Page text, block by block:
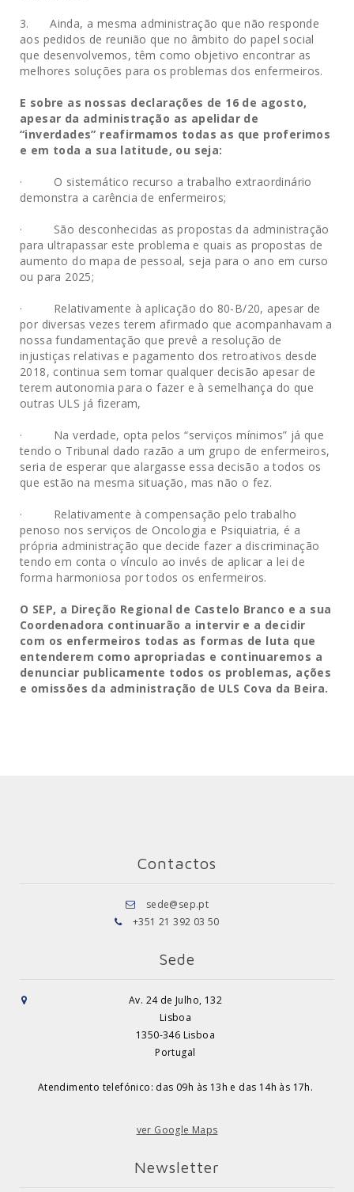
3. Ainda, a mesma administração que não responde
aos pedidos de reunião que no âmbito do papel social
que desenvolvemos, têm como objetivo encontrar as
melhores soluções para os problemas dos enfermeiros.
E sobre as nossas declarações de 16 de agosto,
apesar da administração as apelidar de
“inverdades” reafirmamos todas as que proferimos
e em toda a sua latitude, ou seja:
· O sistemático recurso a trabalho extraordinário
demonstra a carência de enfermeiros;
· São desconhecidas as propostas da administração
para ultrapassar este problema e quais as propostas de
aumento do mapa de pessoal, seja para o ano em curso
ou para 2025;
· Relativamente à aplicação do 80-B/20, apesar de
por diversas vezes terem afirmado que acompanhavam a
nossa fundamentação que prevê a resolução de
injustiças relativas e pagamento dos retroativos desde
2018, continua sem tomar qualquer decisão apesar de
terem autonomia para o fazer e à semelhança do que
outras ULS já fizeram,
· Na verdade, opta pelos “serviços mínimos” já que
tendo o Tribunal dado razão a um grupo de enfermeiros,
seria de esperar que alargasse essa decisão a todos os
que estão na mesma situação, mas não o fez.
· Relativamente à compensação pelo trabalho
penoso nos serviços de Oncologia e Psiquiatria, é a
própria administração que decide fazer a discriminação
tendo em conta o vínculo ao invés de aplicar a lei de
forma harmoniosa por todos os enfermeiros.
O SEP, a Direção Regional de Castelo Branco e a sua
Coordenadora continuarão a intervir e a decidir
com os enfermeiros todas as formas de luta que
entenderem como apropriadas e continuaremos a
denunciar publicamente todos os problemas, ações
e omissões da administração de ULS Cova da Beira.
Contactos
sede@sep.pt
+351 21 392 03 50
Sede
Av. 24 de Julho, 132
Lisboa
1350-346 Lisboa
Portugal
Atendimento telefónico: das 09h às 13h e das 14h às 17h.
ver Google Maps
Newsletter